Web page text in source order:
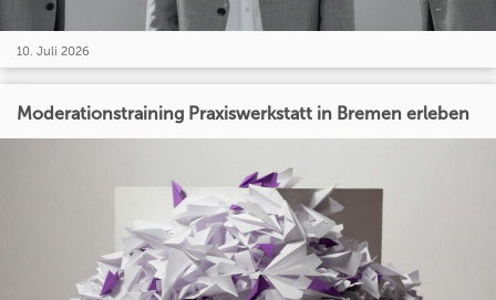
10. Juli 2026
Moderationstraining Praxiswerkstatt in Bremen erleben